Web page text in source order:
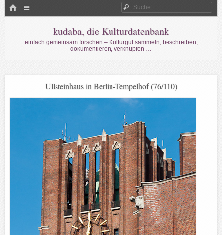
HOME Suche
kudaba, die Kulturdatenbank
einfach gemeinsam forschen – Kulturgut sammeln, beschreiben,
dokumentieren, verknüpfen …
Ullsteinhaus in Berlin-Tempelhof (76/110)